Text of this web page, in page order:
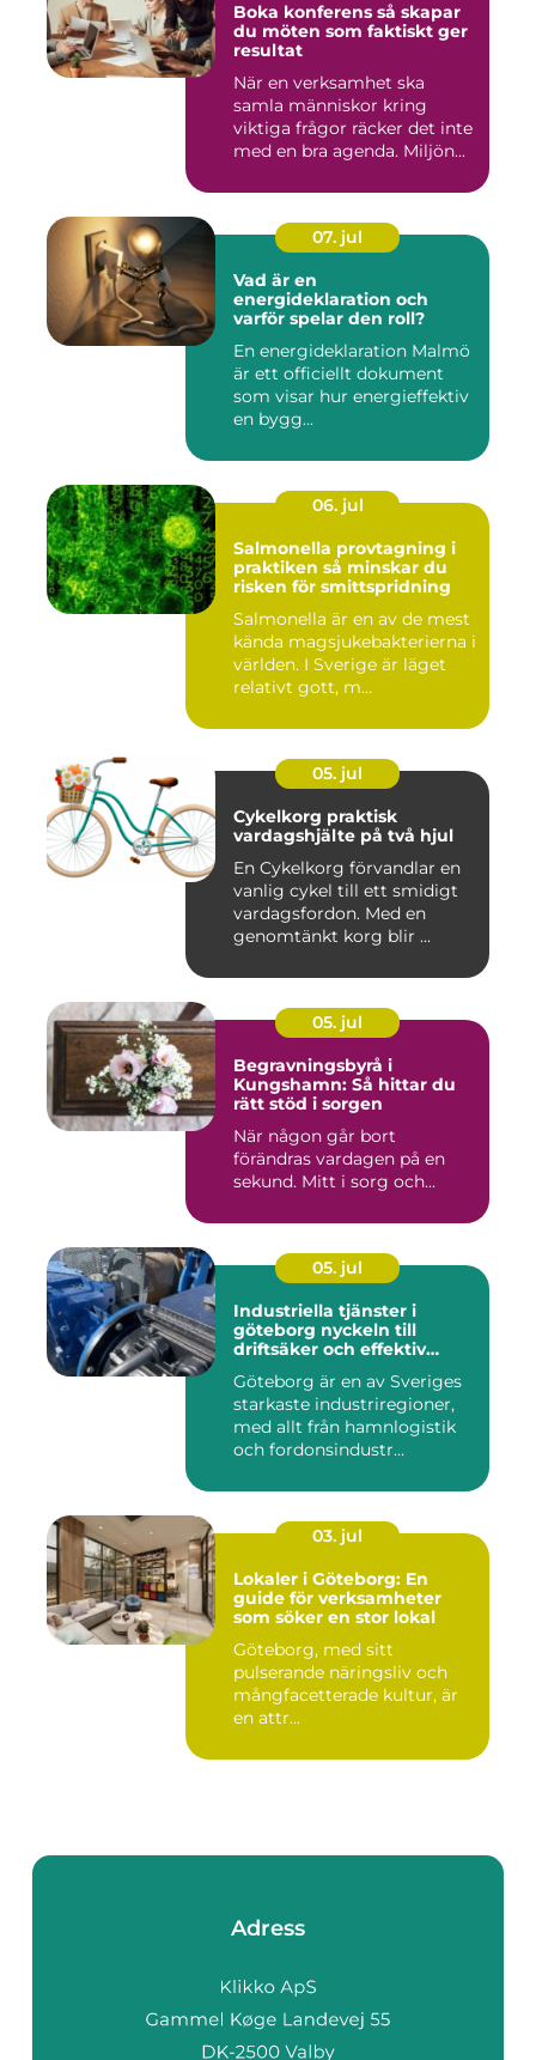
Boka konferens så skapar
du möten som faktiskt ger
resultat
När en verksamhet ska
samla människor kring
viktiga frågor räcker det inte
med en bra agenda. Miljön...
07. jul
Vad är en
energideklaration och
varför spelar den roll?
En energideklaration Malmö
är ett officiellt dokument
som visar hur energieffektiv
en bygg...
06. jul
Salmonella provtagning i
praktiken så minskar du
risken för smittspridning
Salmonella är en av de mest
kända magsjukebakterierna i
världen. I Sverige är läget
relativt gott, m...
05. jul
Cykelkorg praktisk
vardagshjälte på två hjul
En Cykelkorg förvandlar en
vanlig cykel till ett smidigt
vardagsfordon. Med en
genomtänkt korg blir ...
05. jul
Begravningsbyrå i
Kungshamn: Så hittar du
rätt stöd i sorgen
När någon går bort
förändras vardagen på en
sekund. Mitt i sorg och...
05. jul
Industriella tjänster i
göteborg nyckeln till
driftsäker och effektiv
Göteborg är en av Sveriges
starkaste industriregioner,
med allt från hamnlogistik
och fordonsindustr...
03. jul
Lokaler i Göteborg: En
guide för verksamheter
som söker en stor lokal
Göteborg, med sitt
pulserande näringsliv och
mångfacetterade kultur, är
en attr...
Adress